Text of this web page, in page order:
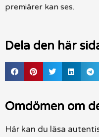
premiärer kan ses.
Dela den här
Omdömen om
Här kan du läsa